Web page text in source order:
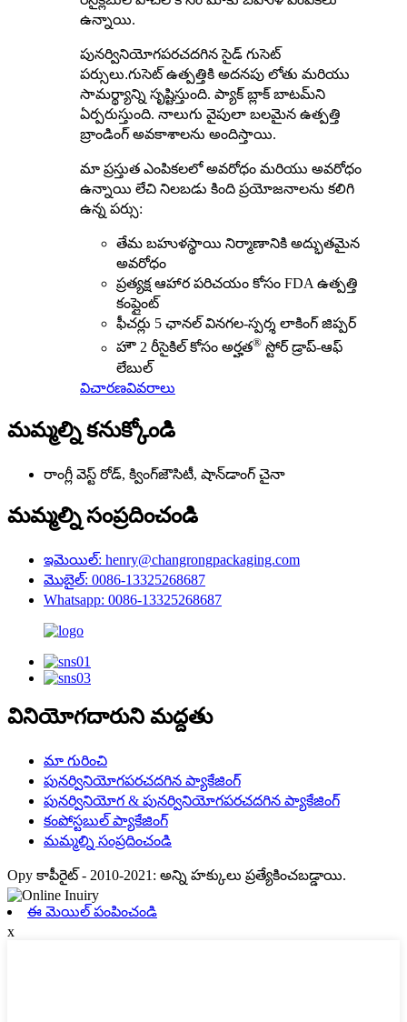
ఉన్నాయి.
పునర్వినియోగపరచదగిన సైడ్ గుసెట్
పర్సులు.గుసెట్ ఉత్పత్తికి అదనపు లోతు మరియు
సామర్థ్యాన్ని సృష్టిస్తుంది. ప్యాక్ బ్లాక్ బాటమ్‌ని
ఏర్పరుస్తుంది. నాలుగు వైపులా బలమైన ఉత్పత్తి
బ్రాండింగ్ అవకాశాలను అందిస్తాయి.
మా ప్రస్తుత ఎంపికలలో అవరోధం మరియు అవరోధం
ఉన్నాయి లేచి నిలబడు కింది ప్రయోజనాలను కలిగి
ఉన్న పర్సు:
తేమ బహుళస్థాయి నిర్మాణానికి అద్భుతమైన
అవరోధం
ప్రత్యక్ష ఆహార పరిచయం కోసం FDA ఉత్పత్తి
కంప్లైంట్
ఫీచర్లు 5 ఛానల్ వినగల-స్పర్శ లాకింగ్ జిప్పర్
హౌ 2 రీసైకిల్ కోసం అర్హత® స్టోర్ డ్రాప్-ఆఫ్
లేబుల్
విచారణవివరాలు
మమ్మల్ని కనుక్కోండి
రాంగ్లీ వెస్ట్ రోడ్, క్వింగ్‌జౌసిటీ, షాన్‌డాంగ్ చైనా
మమ్మల్ని సంప్రదించండి
ఇమెయిల్: henry@changrongpackaging.com
మొబైల్: 0086-13325268687
Whatsapp: 0086-13325268687
వినియోగదారుని మద్దతు
మా గురించి
పునర్వినియోగపరచదగిన ప్యాకేజింగ్
పునర్వినియోగ & పునర్వినియోగపరచదగిన ప్యాకేజింగ్
కంపోస్టబుల్ ప్యాకేజింగ్
మమ్మల్ని సంప్రదించండి
Opy కాపీరైట్ - 2010-2021: అన్ని హక్కులు ప్రత్యేకించబడ్డాయి.
ఈ మెయిల్ పంపించండి
x